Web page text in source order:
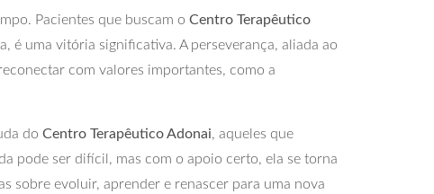
Pacientes que buscam o Centro Terapêutico
é uma vitória significativa. A perseverança, aliada ao
com valores importantes, como a
do Centro Terapêutico Adonai, aqueles que
pode ser difícil, mas com o apoio certo, ela se torna
sobre evoluir, aprender e renascer para uma nova